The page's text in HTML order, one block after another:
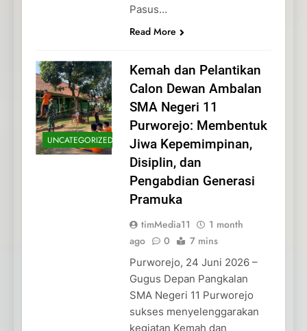
Pasus…
Read More
UNCATEGORIZED
Kemah dan Pelantikan
Calon Dewan Ambalan
SMA Negeri 11
Purworejo: Membentuk
Jiwa Kepemimpinan,
Disiplin, dan
Pengabdian Generasi
Pramuka
timMedia11
1 month
ago
0 7 mins
Purworejo, 24 Juni 2026 –
Gugus Depan Pangkalan
SMA Negeri 11 Purworejo
sukses menyelenggarakan
kegiatan Kemah dan